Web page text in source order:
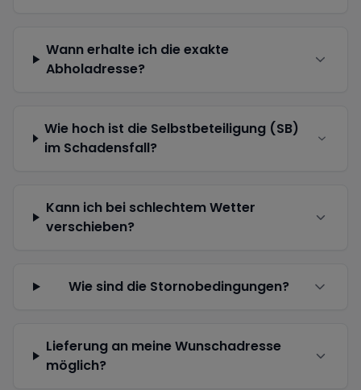
Wann erhalte ich die exakte
Abholadresse?
Wie hoch ist die Selbstbeteiligung (SB)
im Schadensfall?
Kann ich bei schlechtem Wetter
verschieben?
Wie sind die Stornobedingungen?
Lieferung an meine Wunschadresse
möglich?